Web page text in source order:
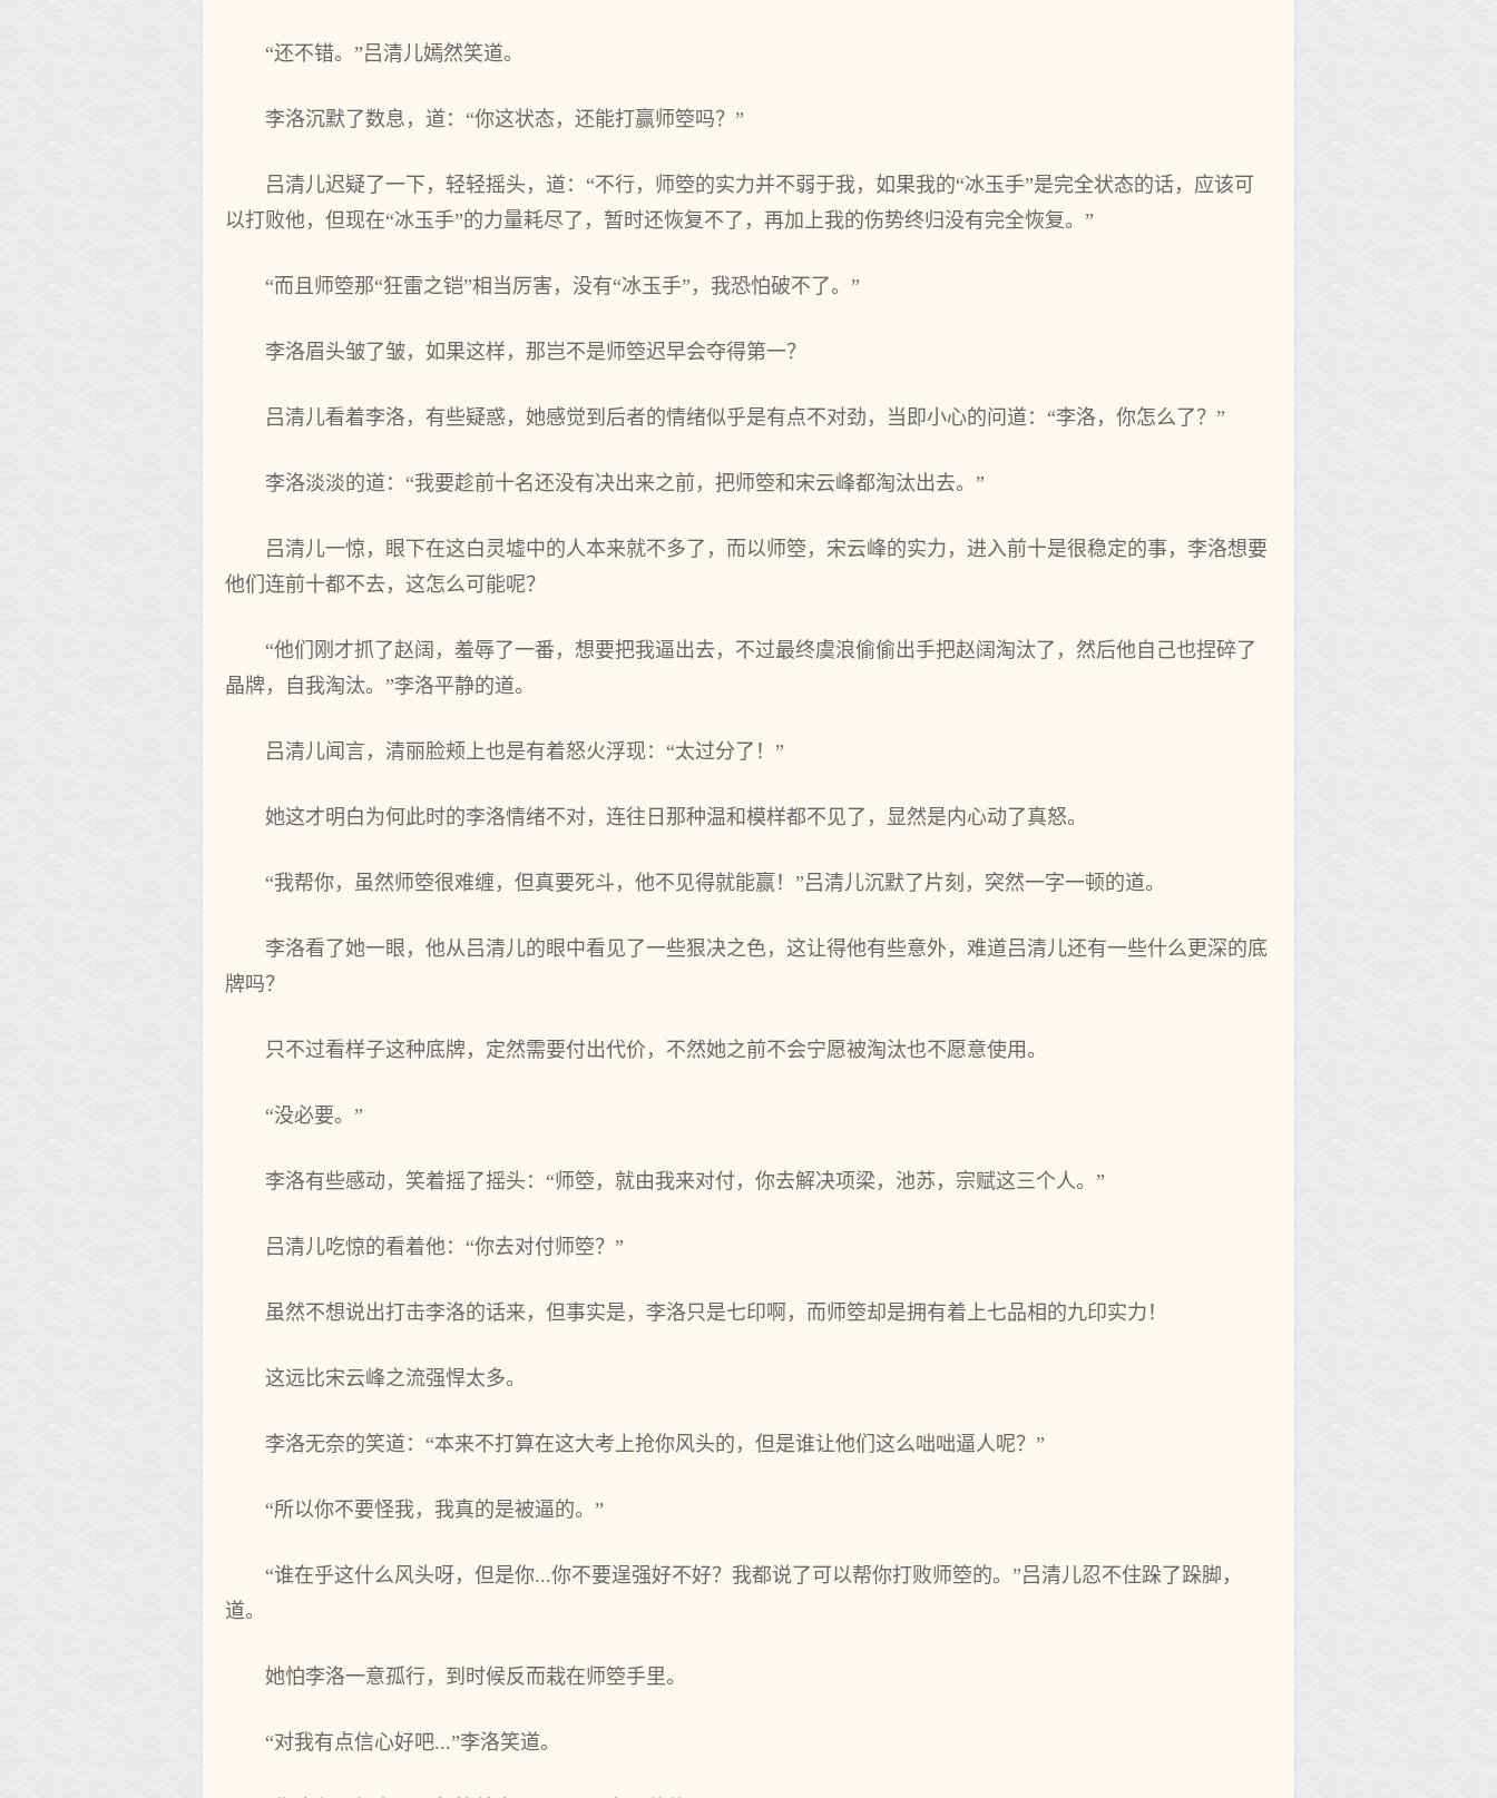
“还不错。”吕清儿嫣然笑道。
李洛沉默了数息，道：“你这状态，还能打赢师箜吗？”
吕清儿迟疑了一下，轻轻摇头，道：“不行，师箜的实力并不弱于我，如果我的“冰玉手”是完全状态的话，应该可
以打败他，但现在“冰玉手”的力量耗尽了，暂时还恢复不了，再加上我的伤势终归没有完全恢复。”
“而且师箜那“狂雷之铠”相当厉害，没有“冰玉手”，我恐怕破不了。”
李洛眉头皱了皱，如果这样，那岂不是师箜迟早会夺得第一？
吕清儿看着李洛，有些疑惑，她感觉到后者的情绪似乎是有点不对劲，当即小心的问道：“李洛，你怎么了？”
李洛淡淡的道：“我要趁前十名还没有决出来之前，把师箜和宋云峰都淘汰出去。”
吕清儿一惊，眼下在这白灵墟中的人本来就不多了，而以师箜，宋云峰的实力，进入前十是很稳定的事，李洛想要
他们连前十都不去，这怎么可能呢？
“他们刚才抓了赵阔，羞辱了一番，想要把我逼出去，不过最终虞浪偷偷出手把赵阔淘汰了，然后他自己也捏碎了
晶牌，自我淘汰。”李洛平静的道。
吕清儿闻言，清丽脸颊上也是有着怒火浮现：“太过分了！”
她这才明白为何此时的李洛情绪不对，连往日那种温和模样都不见了，显然是内心动了真怒。
“我帮你，虽然师箜很难缠，但真要死斗，他不见得就能赢！”吕清儿沉默了片刻，突然一字一顿的道。
李洛看了她一眼，他从吕清儿的眼中看见了一些狠决之色，这让得他有些意外，难道吕清儿还有一些什么更深的底
牌吗？
只不过看样子这种底牌，定然需要付出代价，不然她之前不会宁愿被淘汰也不愿意使用。
“没必要。”
李洛有些感动，笑着摇了摇头：“师箜，就由我来对付，你去解决项梁，池苏，宗赋这三个人。”
吕清儿吃惊的看着他：“你去对付师箜？”
虽然不想说出打击李洛的话来，但事实是，李洛只是七印啊，而师箜却是拥有着上七品相的九印实力！
这远比宋云峰之流强悍太多。
李洛无奈的笑道：“本来不打算在这大考上抢你风头的，但是谁让他们这么咄咄逼人呢？”
“所以你不要怪我，我真的是被逼的。”
“谁在乎这什么风头呀，但是你...你不要逞强好不好？我都说了可以帮你打败师箜的。”吕清儿忍不住跺了跺脚，
道。
她怕李洛一意孤行，到时候反而栽在师箜手里。
“对我有点信心好吧...”李洛笑道。